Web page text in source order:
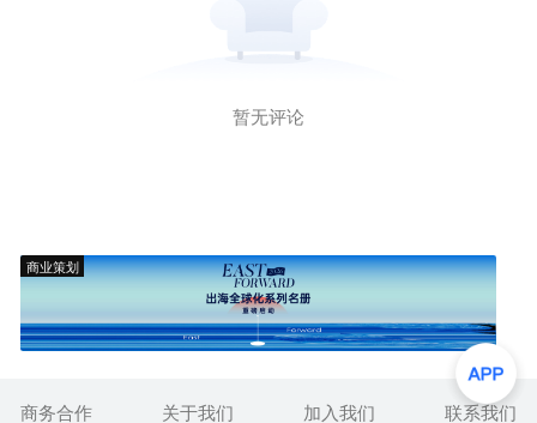
暂无评论
商业策划
商务合作 关于我们 加入我们 联系我们